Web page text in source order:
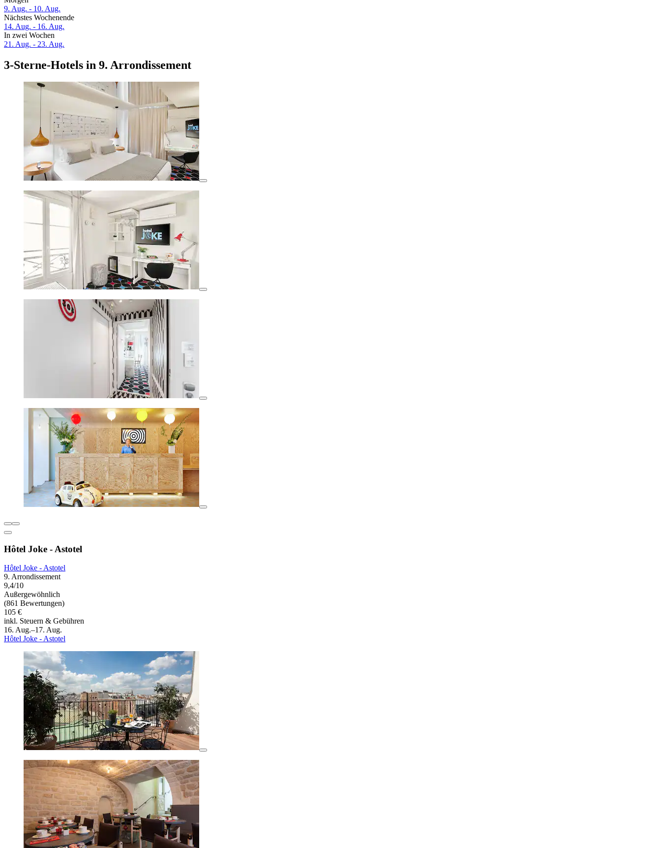
9. Aug. - 10. Aug.
Nächstes Wochenende
14. Aug. - 16. Aug.
In zwei Wochen
21. Aug. - 23. Aug.
3-Sterne-Hotels in 9. Arrondissement
Hôtel Joke - Astotel
Hôtel Joke - Astotel
9. Arrondissement
9,4/10
Außergewöhnlich
(861 Bewertungen)
105 €
inkl. Steuern & Gebühren
16. Aug.–17. Aug.
Hôtel Joke - Astotel